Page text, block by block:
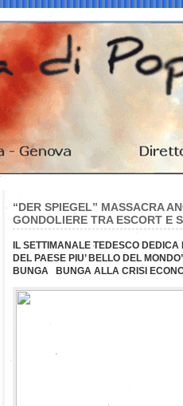
“DER SPIEGEL” MASSACRA
GONDOLIERE TRA ESCORT E
IL SETTIMANALE TEDESCO
DEL PAESE PIU’ BELLO DEL
BUNGA BUNGA ALLA CRISI